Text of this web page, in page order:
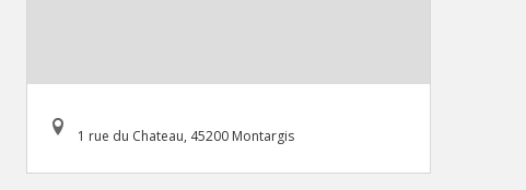
1 rue du Chateau, 45200 Montargis